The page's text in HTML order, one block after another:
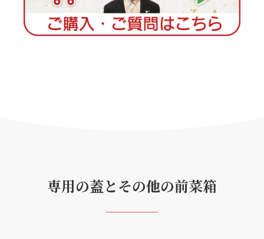
専用の蓋とその他の前菜箱